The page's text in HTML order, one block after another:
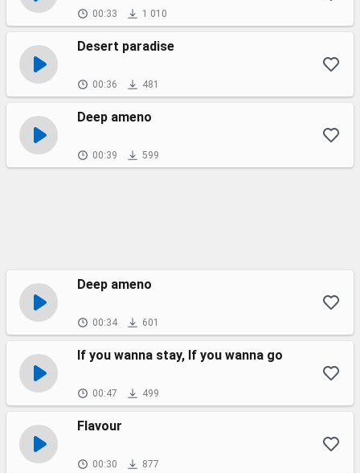
00:33 1 010
Desert paradise
00:36 481
Deep ameno
00:39 599
Deep ameno
00:34 601
If you wanna stay, If you wanna go
00:47 499
Flavour
00:30 877